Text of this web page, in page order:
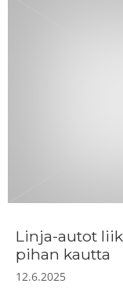
Linja-autot
pihan kautta
12.6.2025